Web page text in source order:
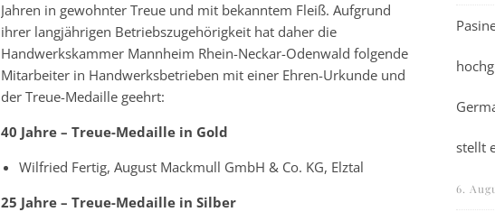
Jahren in gewohnter Treue und mit bekanntem Fleiß. Aufgrund
ihrer langjährigen Betriebszugehörigkeit hat daher die
Handwerkskammer Mannheim Rhein-Neckar-Odenwald folgende
Mitarbeiter in Handwerksbetrieben mit einer Ehren-Urkunde und
der Treue-Medaille geehrt:
40 Jahre – Treue-Medaille in Gold
Wilfried Fertig, August Mackmull GmbH & Co. KG, Elztal
25 Jahre – Treue-Medaille in Silber
stellt
6.